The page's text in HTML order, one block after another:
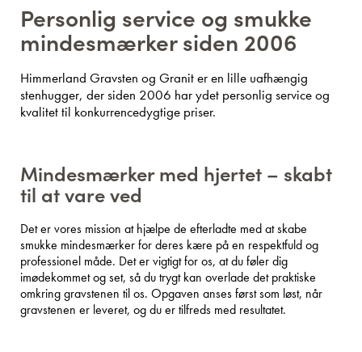
Personlig service og smukke
mindesmærker siden 2006
Himmerland Gravsten og Granit er en lille uafhængig
stenhugger, der siden 2006 har ydet personlig service og
kvalitet til konkurrencedygtige priser.
Mindesmærker med hjertet – skabt
til at vare ved
Det er vores mission at hjælpe de efterladte med at skabe
smukke mindesmærker for deres kære på en respektfuld og
professionel måde. Det er vigtigt for os, at du føler dig
imødekommet og set, så du trygt kan overlade det praktiske
omkring gravstenen til os. Opgaven anses først som løst, når
gravstenen er leveret, og du er tilfreds med resultatet.